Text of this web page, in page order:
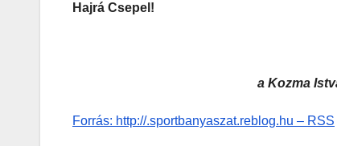
Hajrá Csepel!
a Kozma
Forrás: http://.sportbanyaszat.reblog.hu – RSS